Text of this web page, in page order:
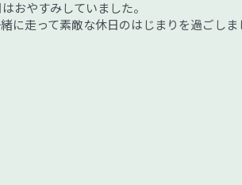
おやすみしていました。
に走って素敵な休日のはじまりを過ごしま